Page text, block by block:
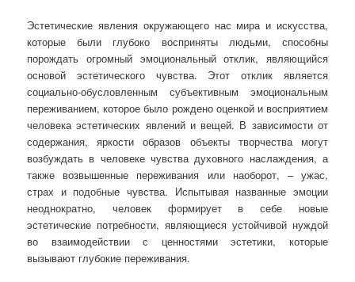
Эстетические явления окружающего нас мира и искусства,
которые были глубоко восприняты людьми, способны
порождать огромный эмоциональный отклик, являющийся
основой эстетического чувства. Этот отклик является
социально-обусловленным субъективным эмоциональным
переживанием, которое было рождено оценкой и восприятием
человека эстетических явлений и вещей. В зависимости от
содержания, яркости образов объекты творчества могут
возбуждать в человеке чувства духовного наслаждения, а
также возвышенные переживания или наоборот, – ужас,
страх и подобные чувства. Испытывая названные эмоции
неоднократно, человек формирует в себе новые
эстетические потребности, являющиеся устойчивой нуждой
во взаимодействии с ценностями эстетики, которые
вызывают глубокие переживания.